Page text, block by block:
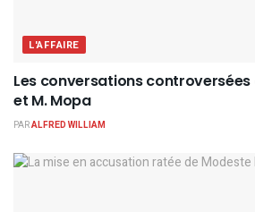
L'AFFAIRE
Les conversations controversées
et M. Mopa
PARALFRED WILLIAM